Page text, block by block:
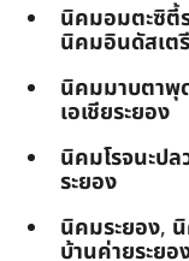
นิคมอมตะซิตี้
นิคมอินดัสเต
นิคมมาบตาพุ
เอเชียระยอง
นิคมโรจนะป
ระยอง
นิคมระยอง,
บ้านค่ายระยอ